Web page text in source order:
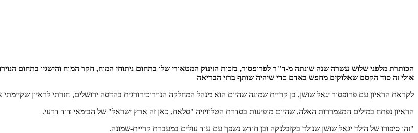
הכותרת מלפני שלוש עשרה שנה שונתה מ-ד"ר לפרופסור, בזכות הזינוק המטאורי שלו בתחום ניתוחי המוח, חקר המוח והישגיו בתחום
אולי זה סוד הקסם שאלוקים מחפש באדם כדי שיהיה שותף ברזי הבריאה
לקראת הראיון עם פרופסור יגאל שושן, בן קריית שמונה שהיום הוא מנהל המחלקה הנוירוכירורגית בהדסה ירושלים, חזרתי לראיון שקיימתי איתו בגיליון
הראיון נפתח במילים המצמררות האלה, שהיום מופיעות בסדרת הטלוויזיה "סלאח, כאן זה ארץ ישראל" של הבימאי דוד דרעי.
"זהו סיפורו של הילד יגאל שושן שנולד בקזבלנקה ובן חודש נשפך עם עוד עולים במעברת קריית-שמונה.